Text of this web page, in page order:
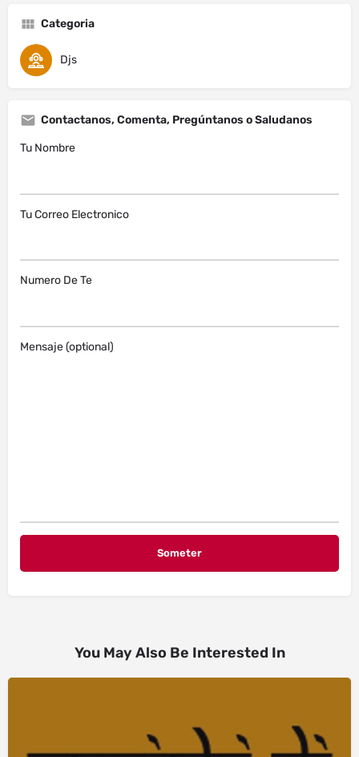
Categoria
Djs
Contactanos, Comenta, Pregúntanos o Saludanos
Tu Nombre
Tu Correo Electronico
Numero De Te
Mensaje (optional)
You May Also Be Interested In